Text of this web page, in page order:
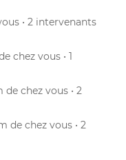
• 2 intervenants
chez vous • 1
de chez vous • 2
de chez vous • 2